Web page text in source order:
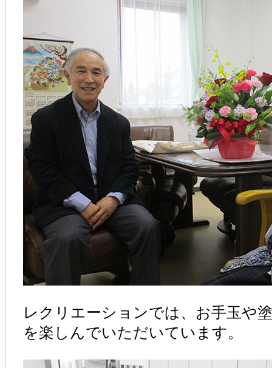
レクリエーションでは、お手玉や
を楽しんでいただいています。